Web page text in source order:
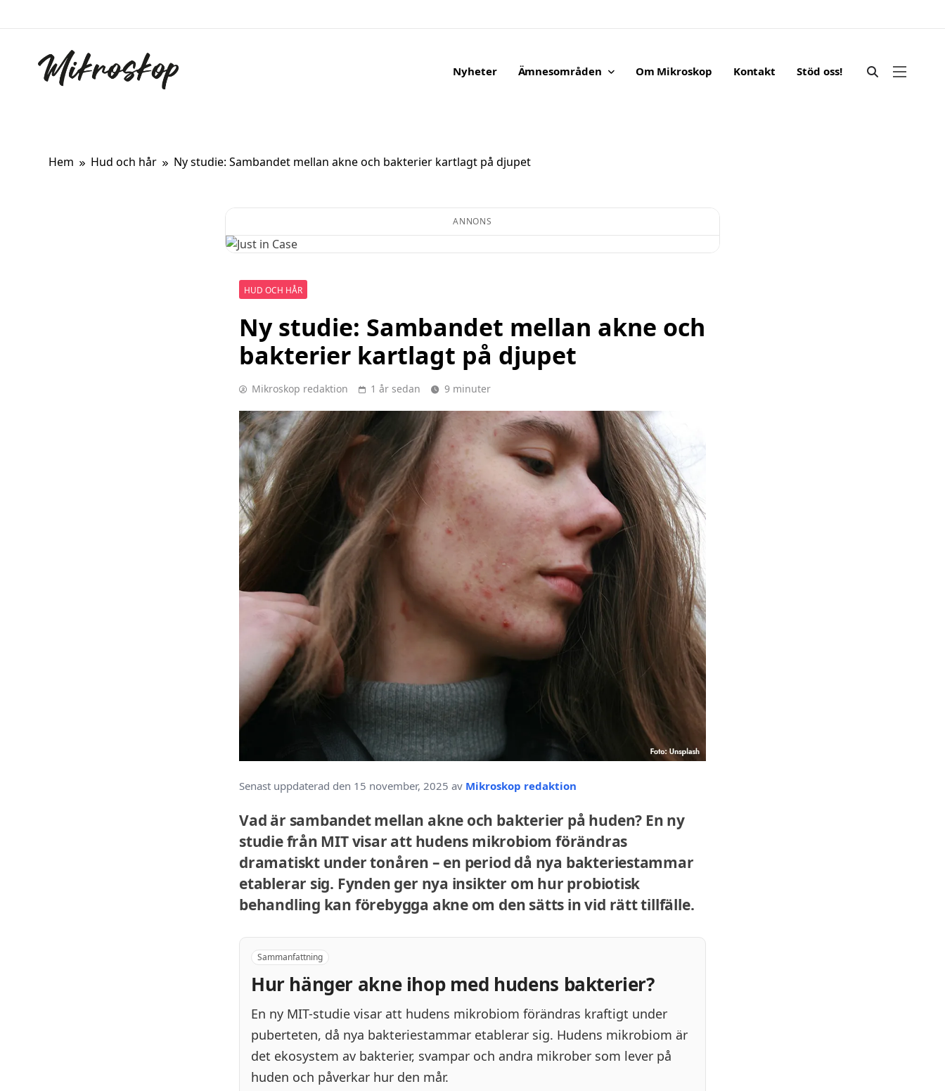
Nyheter Ämnesområden Om Mikroskop Kontakt Stöd oss!
Hem Hud och hår Ny studie: Sambandet mellan akne och bakterier kartlagt på djupet
ANNONS
HUD OCH HÅR
Ny studie: Sambandet mellan akne och
bakterier kartlagt på djupet
Mikroskop redaktion 1 år sedan 9 minuter
Senast uppdaterad den 15 november, 2025 av Mikroskop redaktion
Vad är sambandet mellan akne och bakterier på huden? En ny
studie från MIT visar att hudens mikrobiom förändras
dramatiskt under tonåren – en period då nya bakteriestammar
etablerar sig. Fynden ger nya insikter om hur probiotisk
behandling kan förebygga akne om den sätts in vid rätt tillfälle.
Sammanfattning
Hur hänger akne ihop med hudens bakterier?
En ny MIT-studie visar att hudens mikrobiom förändras kraftigt under
puberteten, då nya bakteriestammar etablerar sig. Hudens mikrobiom är
det ekosystem av bakterier, svampar och andra mikrober som lever på
huden och påverkar hur den mår.